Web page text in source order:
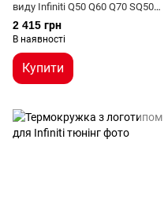
виду Infiniti Q50 Q60 Q70 SQ50
XQ30 (14-20 р.в.)
2 415 грн
В наявності
Купити